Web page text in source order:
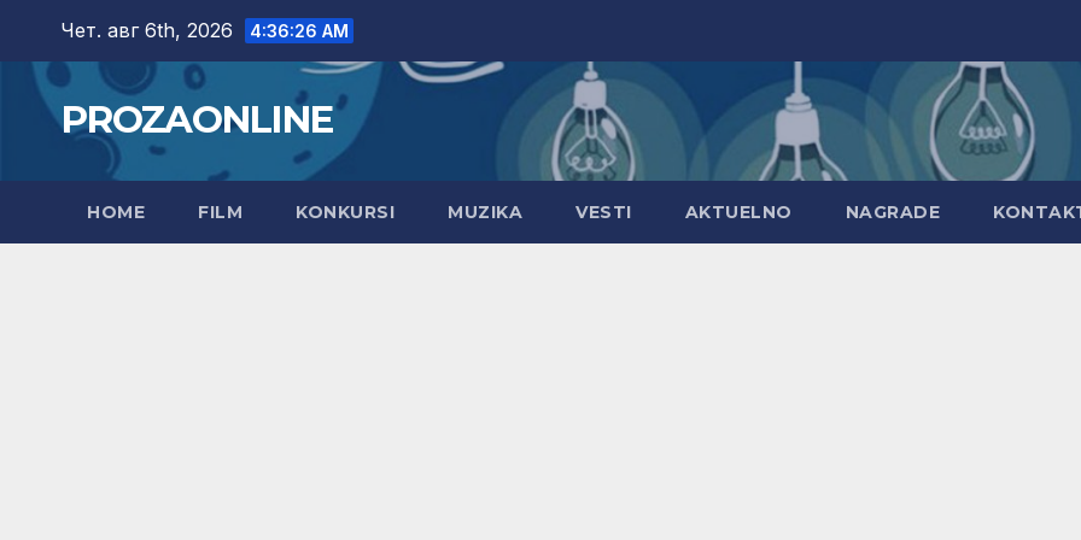
content
Чет. авг 6th, 2026 4:36:27 AM
PROZAONLINE
HOME FILM KONKURSI MUZIKA VESTI AKTUELNO NAGRADE